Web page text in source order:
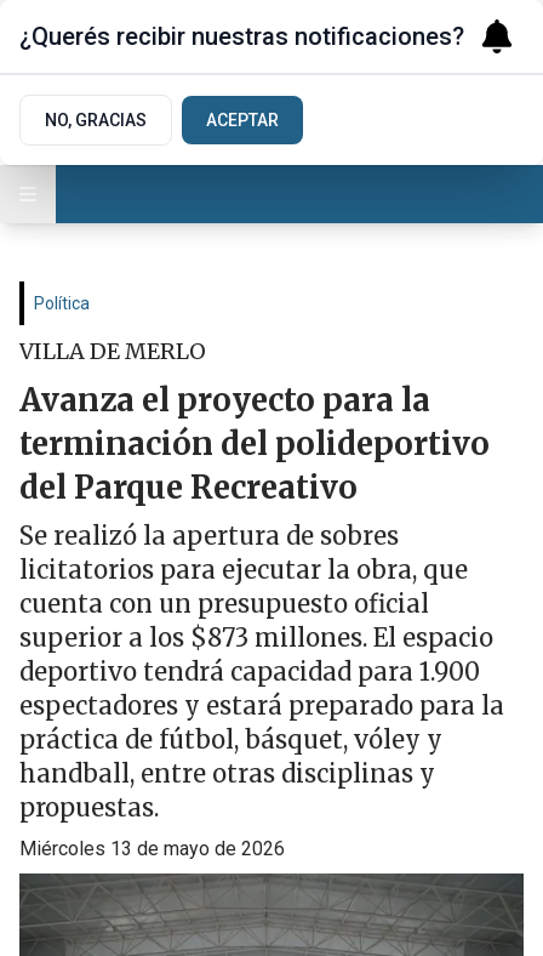
Política
VILLA DE MERLO
Avanza el proyecto para la
terminación del polideportivo
del Parque Recreativo
Se realizó la apertura de sobres
licitatorios para ejecutar la obra, que
cuenta con un presupuesto oficial
superior a los $873 millones. El espacio
deportivo tendrá capacidad para 1.900
espectadores y estará preparado para la
práctica de fútbol, básquet, vóley y
handball, entre otras disciplinas y
propuestas.
miércoles 13 de mayo de 2026
¿Querés recibir nuestras notificaciones?
NO, GRACIAS ACEPTAR